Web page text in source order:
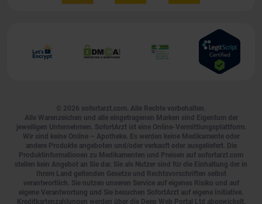
© 2026 sofortarzt.com. Alle Rechte vorbehalten.
Alle Warenzeichen und alle eingetragenen Marken sind Eigentum der
jeweiligen Unternehmen. SofortArzt ist eine Online-Vermittlungsplattform.
Wir sind keine Online – Apotheke. Es werden keine Medikamente oder
andere Produkte angeboten und/oder verkauft oder ausgeliefert. Die
Produktinformationen zu Medikamenten und Preisen auf sofortarzt.com
stellen kein Angebot an Sie dar. Sie als Nutzer sind für die Einhaltung der in
Ihrem Land geltenden Gesetze und Rechtsvorschriften selbst
verantwortlich. Sie nutzen unseren Service auf eigenes Risiko und auf
eigene Verantwortung und Sie besuchen SofortArzt auf eigene Initiative.
Kreditkartenzahlungen werden über die Deep Web Portal Ltd abgewickelt.